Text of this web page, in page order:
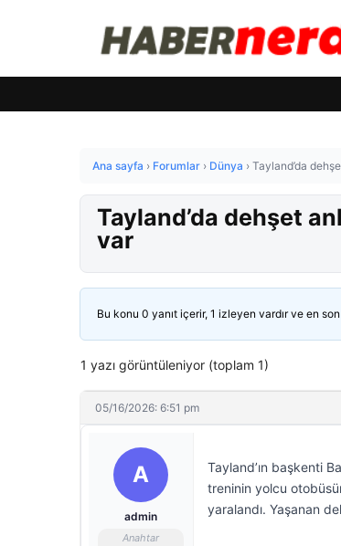
Ana sayfa › Forumlar › Dünya › Tayland’da
Tayland’da dehşet
var
Bu konu 0 yanıt içerir, 1 izleyen vardır ve en son
1 yazı görüntüleniyor (toplam 1)
05/16/2026: 6:51 pm
A
admin
Anahtar
Tayland’ın başkenti
treninin yolcu
yaralandı. Yaşanan